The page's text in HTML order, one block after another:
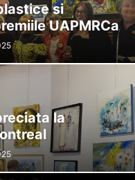
si
UAPMRCa
la